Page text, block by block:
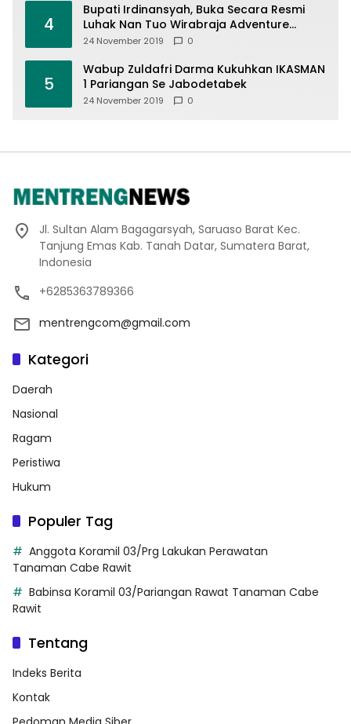
4
Bupati Irdinansyah, Buka Secara Resmi
Luhak Nan Tuo Wirabraja Adventure
Offroad 2019
24 November 2019 0
5
Wabup Zuldafri Darma Kukuhkan IKASMAN
1 Pariangan Se Jabodetabek
24 November 2019 0
Jl. Sultan Alam Bagagarsyah, Saruaso Barat Kec.
Tanjung Emas Kab. Tanah Datar, Sumatera Barat,
Indonesia
+6285363789366
mentrengcom@gmail.com
Kategori
Daerah
Nasional
Ragam
Peristiwa
Hukum
Populer Tag
Anggota Koramil 03/Prg Lakukan Perawatan
Tanaman Cabe Rawit
Babinsa Koramil 03/Pariangan Rawat Tanaman Cabe
Rawit
Tentang
Indeks Berita
Kontak